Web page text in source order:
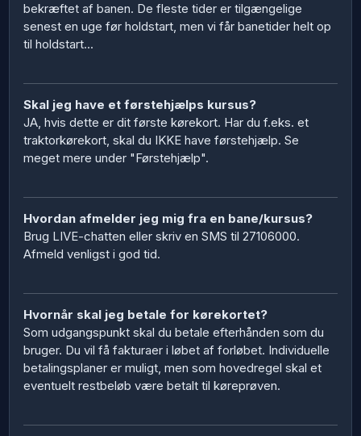
bekræftet af banen. De fleste tider er tilgængelige
senest en uge før holdstart, men vi får banetider helt op
til holdstart...
Skal jeg have et førstehjælps kursus?
JA, hvis dette er dit første kørekort. Har du f.eks. et
traktorkørekort, skal du IKKE have førstehjælp. Se
meget mere under "Førstehjælp".
Hvordan afmelder jeg mig fra en bane/kursus?
Brug LIVE-chatten eller skriv en SMS til 27106000.
Afmeld venligst i god tid.
Hvornår skal jeg betale for kørekortet?
Som udgangspunkt skal du betale efterhånden som du
bruger. Du vil få fakturaer i løbet af forløbet. Individuelle
betalingsplaner er muligt, men som hovedregel skal et
eventuelt restbeløb være betalt til køreprøven.